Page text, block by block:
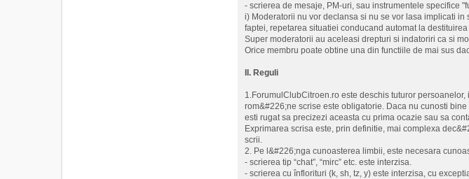
- scrierea de mesaje, PM-uri, sau instrumentele specifice
i) Moderatorii nu vor declansa si nu se vor lasa implicati
faptei, repetarea situatiei conducand automat la
Super moderatorii au aceleasi drepturi si indatoriri ca si
Orice membru poate obtine una din functiile de mai sus
II. Reguli
1.ForumulClubCitroen.ro este deschis tuturor
rom&#226;ne scrise este obligatorie. Daca nu cunosti
esti rugat sa precizezi aceasta cu prima ocazie sau sa
Exprimarea scrisa este, prin definitie, mai complexa
scrii.
2. Pe l&#226;nga cunoasterea limbii, este necesara
- scrierea tip “chat”, “mirc” etc. este interzisa.
- scrierea cu înflorituri (k, sh, tz, y) este interzisa, cu